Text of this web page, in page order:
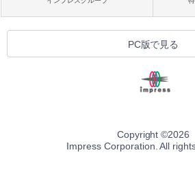
PC版で見る
Copyright ©2026
Impress Corporation. All